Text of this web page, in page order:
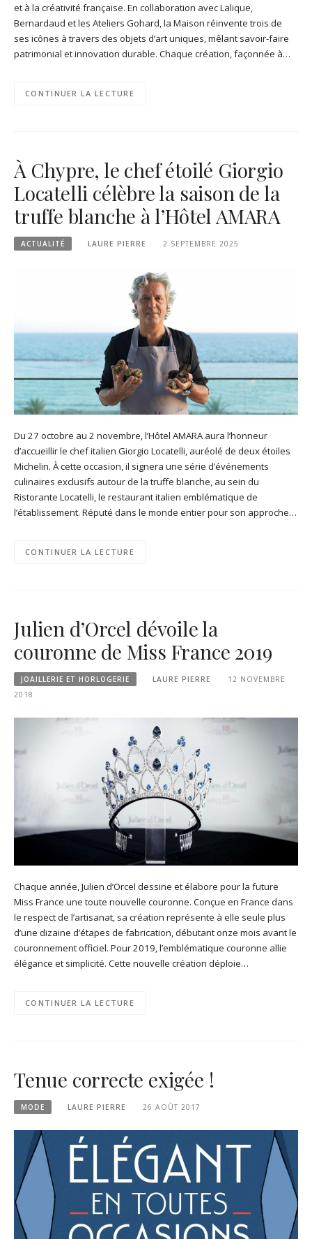
et à la créativité française. En collaboration avec Lalique,
Bernardaud et les Ateliers Gohard, la Maison réinvente trois de
ses icônes à travers des objets d’art uniques, mêlant savoir-faire
patrimonial et innovation durable. Chaque création, façonnée à…
CONTINUER LA LECTURE
À Chypre, le chef étoilé Giorgio
Locatelli célèbre la saison de la
truffe blanche à l’Hôtel AMARA
ACTUALITÉ LAURE PIERRE 2 SEPTEMBRE 2025
Du 27 octobre au 2 novembre, l’Hôtel AMARA aura l’honneur
d’accueillir le chef italien Giorgio Locatelli, auréolé de deux étoiles
Michelin. À cette occasion, il signera une série d’événements
culinaires exclusifs autour de la truffe blanche, au sein du
Ristorante Locatelli, le restaurant italien emblématique de
l’établissement. Réputé dans le monde entier pour son approche…
CONTINUER LA LECTURE
Julien d’Orcel dévoile la
couronne de Miss France 2019
JOAILLERIE ET HORLOGERIE LAURE PIERRE
12 NOVEMBRE
2018
Chaque année, Julien d’Orcel dessine et élabore pour la future
Miss France une toute nouvelle couronne. Conçue en France dans
le respect de l’artisanat, sa création représente à elle seule plus
d’une dizaine d’étapes de fabrication, débutant onze mois avant le
couronnement officiel. Pour 2019, l’emblématique couronne allie
élégance et simplicité. Cette nouvelle création déploie…
CONTINUER LA LECTURE
Tenue correcte exigée !
MODE LAURE PIERRE 26 AOÛT 2017